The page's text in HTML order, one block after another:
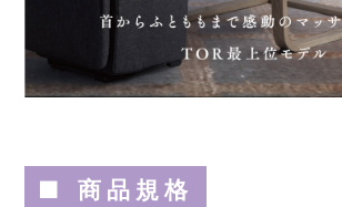
■ 商品規格